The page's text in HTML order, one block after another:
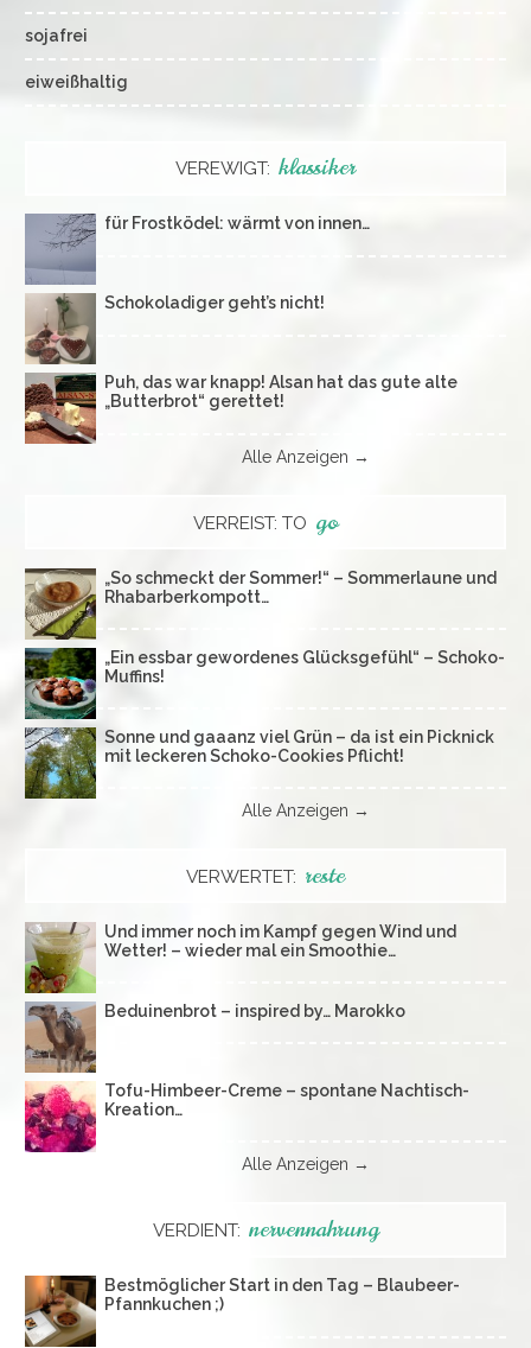
sojafrei
eiweißhaltig
VEREWIGT: klassiker
für Frostködel: wärmt von innen…
Schokoladiger geht’s nicht!
Puh, das war knapp! Alsan hat das gute alte
„Butterbrot“ gerettet!
Alle Anzeigen →
VERREIST: TO go
„So schmeckt der Sommer!“ – Sommerlaune und
Rhabarberkompott…
„Ein essbar gewordenes Glücksgefühl“ – Schoko-
Muffins!
Sonne und gaaanz viel Grün – da ist ein Picknick
mit leckeren Schoko-Cookies Pflicht!
Alle Anzeigen →
VERWERTET: reste
Und immer noch im Kampf gegen Wind und
Wetter! – wieder mal ein Smoothie…
Beduinenbrot – inspired by… Marokko
Tofu-Himbeer-Creme – spontane Nachtisch-
Kreation…
Alle Anzeigen →
VERDIENT: nervennahrung
Bestmöglicher Start in den Tag – Blaubeer-
Pfannkuchen ;)